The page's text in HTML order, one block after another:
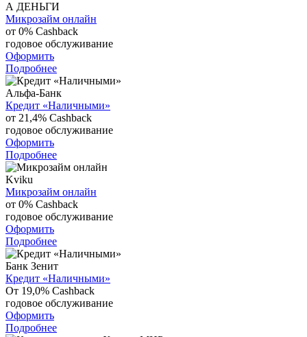
А ДЕНЬГИ
Микрозайм онлайн
от 0% Cashback
годовое обслуживание
Оформить
Подробнее
Альфа-Банк
Кредит «Наличными»
от 21,4% Cashback
годовое обслуживание
Оформить
Подробнее
Kviku
Микрозайм онлайн
от 0% Cashback
годовое обслуживание
Оформить
Подробнее
Банк Зенит
Кредит «Наличными»
От 19,0% Cashback
годовое обслуживание
Оформить
Подробнее